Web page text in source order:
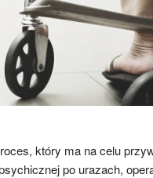
który ma na celu
po urazach,